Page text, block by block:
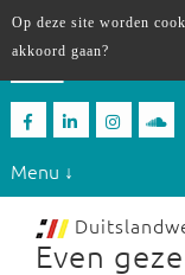
Menu ↓
Even
Op deze site worden
akkoord gaan?